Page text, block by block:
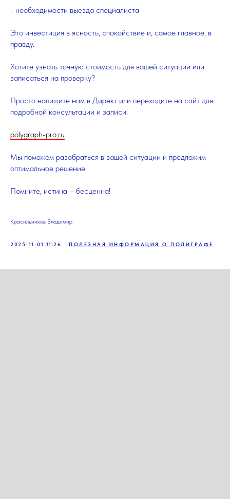
- необходимости выезда специалиста
Это инвестиция в ясность, спокойствие и, самое главное, в
правду.
Хотите узнать точную стоимость для вашей ситуации или
записаться на проверку?
Просто напишите нам в Директ или переходите на сайт для
подробной консультации и записи:
polygraph-pro.ru
Мы поможем разобраться в вашей ситуации и предложим
оптимальное решение.
Помните, истина – бесценна!
Красильников Владимир
2025-11-01 11:26 ПОЛЕЗНАЯ ИНФОРМАЦИЯ О ПОЛИГРАФЕ